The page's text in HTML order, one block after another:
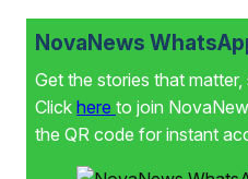
NovaNews
Get the stories that
Click here to join
the QR code for instant